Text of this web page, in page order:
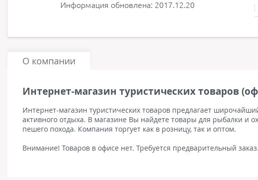
Информация обновлена: 2017.12.20
О компании
Интернет-магазин туристических товаров
Интернет-магазин туристических товаров предлагает
активного отдыха. В магазине Вы найдете товары для рыбалки и
пешего похода. Компания торгует как в розницу, так и оптом.
Внимание! Товаров в офисе нет. Требуется предварительный заказ.